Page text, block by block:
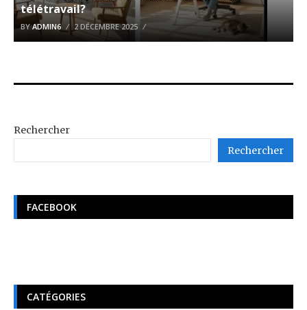
télétravail?
BYADMIN6 2 DÉCEMBRE 2025
Rechercher
Rechercher
FACEBOOK
CATÉGORIES